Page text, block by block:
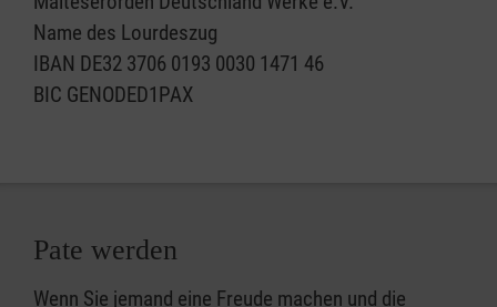
Name des Lourdeszug
IBAN DE32 3706 0193 0030 1471 46
BIC GENODED1PAX
Pate werden
Wenn Sie jemand eine Freude machen und die